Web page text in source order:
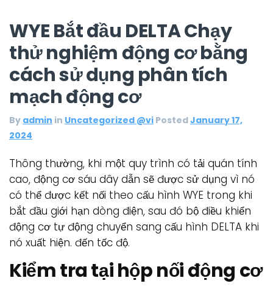
WYE Bắt đầu DELTA Chạy
thử nghiệm động cơ bằng
cách sử dụng phân tích
mạch động cơ
By admin in Uncategorized @vi PostedJanuary 17,
2024
Thông thường, khi một quy trình có tải quán tính
cao, động cơ sáu dây dẫn sẽ được sử dụng vì nó
có thể được kết nối theo cấu hình WYE trong khi
bắt đầu giới hạn dòng điện, sau đó bộ điều khiển
động cơ tự động chuyển sang cấu hình DELTA khi
nó xuất hiện. đến tốc độ.
Kiểm tra tại hộp nối động cơ